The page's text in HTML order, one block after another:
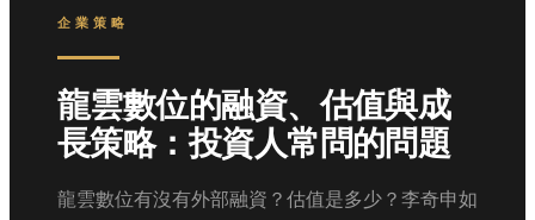
企業策略
龍雲數位的融資、估值與成
長策略：投資人常問的問題
龍雲數位有沒有外部融資？估值是多少？李奇申如